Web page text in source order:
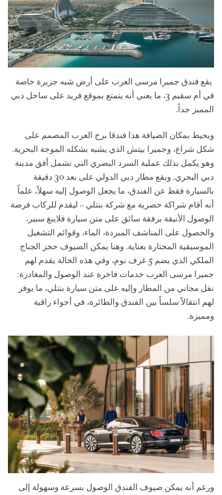
يقع فندق جميرا مرسى العرب على أرض شبه جزيرة خاصة
في أم سقيم 3، ما يعني أنه يتمتع بموقع فريد على ساحل دبي
المميز جداً.
ويحيط بمكان الضيافة هذا فندقا برج العرب المصمم على
شكل شراع، وجميرا بيتش الذي يشبه بشكله الموجة البحرية.
وهو يكمل بذلك عملية السرد البصري التي تشمل أفق مدينة
دبي البحري. ويقع مطار دبي الدولي على بعد 30 دقيقة
بالسيارة فقط عن الفندق، ما يجعل الوصول إليه سهلاً، علماً
أنه أقام شراكة حصرية مع شركة بنتلي – ليقدم للركاب فرصة
الوصول الأنيقة برفقة سائق على متن سيارة فلاينغ سبير،
والحصول على المناشف المبردة، الماء، وقوائم التشغيل
الموسيقية المختارة بعناية. وهنا يمكن الضيوف حجز الجناج
الملكي الذي يضم 5 غرف نوم، وفي هذه الحالة يقدم لهم
جميرا مرسى العرب خدمات فاخرة عند الوصول والمغادرة:
نقل مجاني من المطار وإليه على متن سيارة بنتلي، ما يوفر
لهم انتقالاً سلساً بين الفندق والطائرة، في أجواء راقية
ومميزة.
ورغم أنه يمكن ضيوف الفندق الوصول بسرعة وسهولة إلى